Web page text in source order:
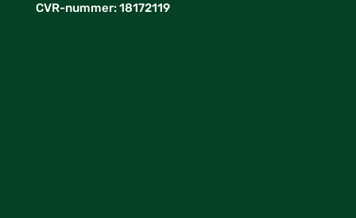
CVR-nummer: 18172119